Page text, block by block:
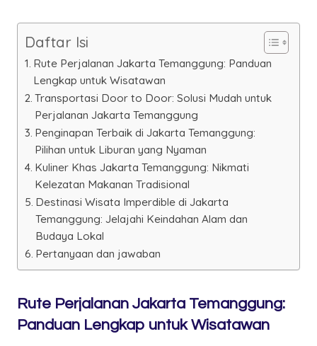
Daftar Isi
Rute Perjalanan Jakarta Temanggung: Panduan
Lengkap untuk Wisatawan
Transportasi Door to Door: Solusi Mudah untuk
Perjalanan Jakarta Temanggung
Penginapan Terbaik di Jakarta Temanggung:
Pilihan untuk Liburan yang Nyaman
Kuliner Khas Jakarta Temanggung: Nikmati
Kelezatan Makanan Tradisional
Destinasi Wisata Imperdible di Jakarta
Temanggung: Jelajahi Keindahan Alam dan
Budaya Lokal
Pertanyaan dan jawaban
Rute Perjalanan Jakarta Temanggung:
Panduan Lengkap untuk Wisatawan